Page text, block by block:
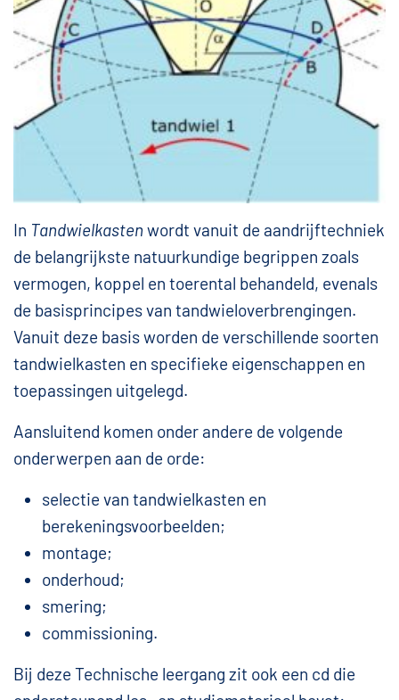
In Tandwielkasten wordt vanuit de aandrijftechniek
de belangrijkste natuurkundige begrippen zoals
vermogen, koppel en toerental behandeld, evenals
de basisprincipes van tandwieloverbrengingen.
Vanuit deze basis worden de verschillende soorten
tandwielkasten en specifieke eigenschappen en
toepassingen uitgelegd.
Aansluitend komen onder andere de volgende
onderwerpen aan de orde:
selectie van tandwielkasten en
berekeningsvoorbeelden;
montage;
onderhoud;
smering;
commissioning.
Bij deze Technische leergang zit ook een cd die